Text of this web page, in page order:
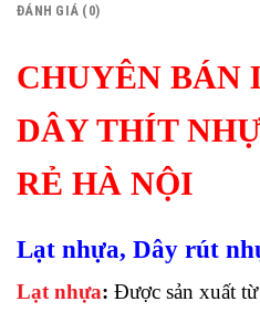
ĐÁNH GIÁ (0)
CHUYÊN BÁN
DÂY THÍT
RẺ HÀ NỘI
Lạt nhựa, Dây rút
Lạt nhựa: Được sản xuất